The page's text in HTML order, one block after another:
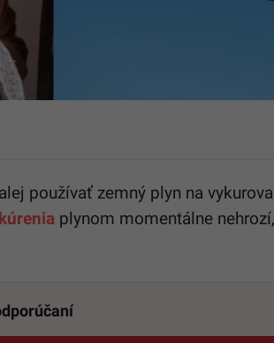
používať zemný plyn na
kúrenia plynom momentálne